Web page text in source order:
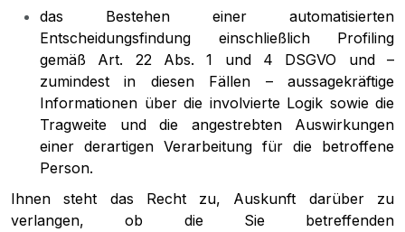
das Bestehen einer automatisierten
Entscheidungsfindung einschließlich Profiling
gemäß Art. 22 Abs. 1 und 4 DSGVO und –
zumindest in diesen Fällen – aussagekräftige
Informationen über die involvierte Logik sowie die
Tragweite und die angestrebten Auswirkungen
einer derartigen Verarbeitung für die betroffene
Person.
Ihnen steht das Recht zu, Auskunft darüber zu
verlangen, ob die Sie betreffenden